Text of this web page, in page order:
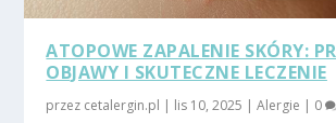
ATOPOWE ZAPALENIE SKÓRY:
OBJAWY I SKUTECZNE LECZENIE
przez cetalergin.pl | lis 10, 2025 |Alergie | 0